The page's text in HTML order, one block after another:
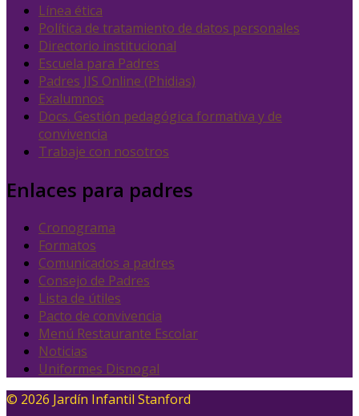
Línea ética
Política de tratamiento de datos personales
Directorio institucional
Escuela para Padres
Padres JIS Online (Phidias)
Exalumnos
Docs. Gestión pedagógica formativa y de
convivencia
Trabaje con nosotros
Enlaces para padres
Cronograma
Formatos
Comunicados a padres
Consejo de Padres
Lista de útiles
Pacto de convivencia
Menú Restaurante Escolar
Noticias
Uniformes Disnogal
© 2026 Jardín Infantil Stanford